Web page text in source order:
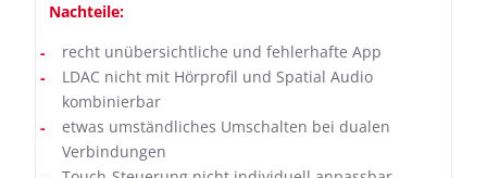
Nachteile:
recht unübersichtliche und fehlerhafte App
LDAC nicht mit Hörprofil und Spatial Audio
kombinierbar
etwas umständliches Umschalten bei dualen
Verbindungen